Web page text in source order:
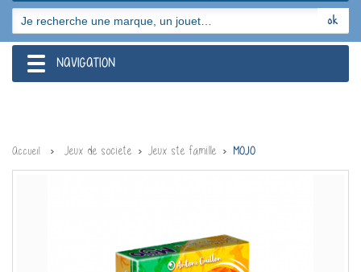
navigation
NAVIGATION
Accueil Jeux de societe Jeux ste famille MOJO